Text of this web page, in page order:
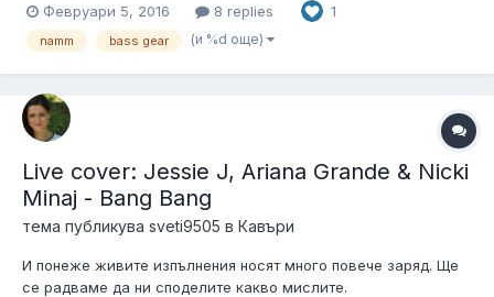
като цяло. Споделете вашите лични фаворити от новите
продукти на различни фирми? P.P. Става въпрос, свързани с
Февруари 5, 2016 8 replies 1
namm bass gear (и %d още)
Live cover: Jessie J, Ariana Grande & Nicki
Minaj - Bang Bang
тема публикува sveti9505 в Кавъри
И понеже живите изпълнения носят много повече заряд. Ще
се радваме да ни споделите какво мислите.